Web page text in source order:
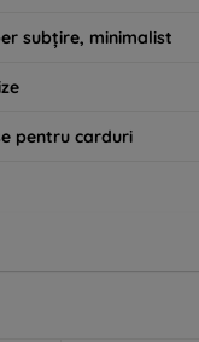
subțire, minimalist
pentru carduri